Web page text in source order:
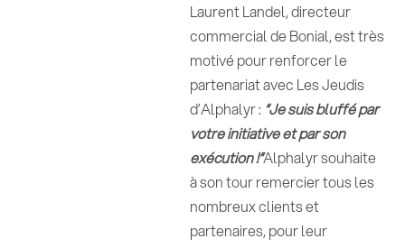
Laurent Landel, directeur
commercial de Bonial, est très
motivé pour renforcer le
partenariat avec Les Jeudis
d’Alphalyr : “Je suis bluffé par
votre initiative et par son
exécution !”Alphalyr souhaite
à son tour remercier tous les
nombreux clients et
partenaires, pour leur